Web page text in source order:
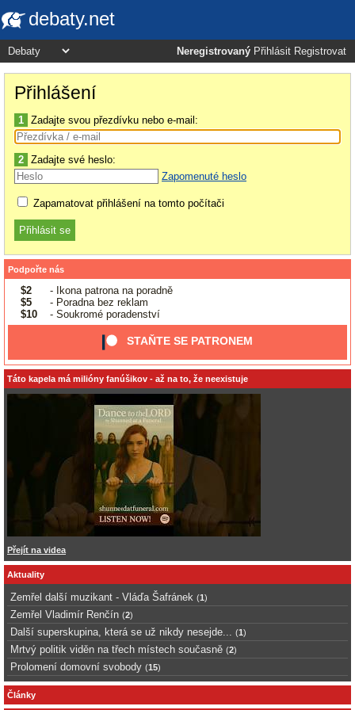
debaty.net
Neregistrovaný Přihlásit Registrovat
Přihlášení
1 Zadajte svou přezdívku nebo e-mail:
2 Zadajte své heslo:
Zapomenuté heslo
Zapamatovat přihlášení na tomto počítači
Podpořte nás
$2
- Ikona patrona na poradně
$5
- Poradna bez reklam
$10
- Soukromé poradenství
STAŇTE SE PATRONEM
Táto kapela má milióny fanúšikov - až na to, že neexistuje
Přejít na videa
Aktuality
Zemřel další muzikant - Vláďa Šafránek (1)
Zemřel Vladimír Renčín (2)
Další superskupina, která se už nikdy nesejde... (1)
Mrtvý politik viděn na třech místech současně (2)
Prolomení domovní svobody (15)
Články